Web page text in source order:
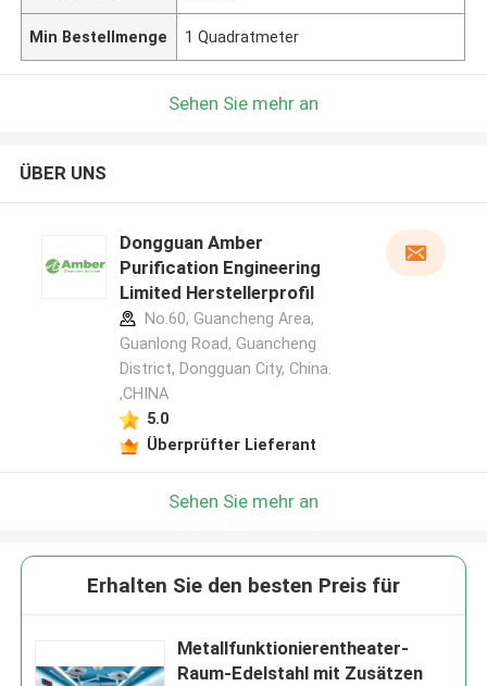
Min Bestellmenge 1 Quadratmeter
Sehen Sie mehr an
ÜBER UNS
Dongguan Amber
Purification Engineering
Limited Herstellerprofil
No.60, Guancheng Area,
Guanlong Road, Guancheng
District, Dongguan City, China.
,CHINA
5.0
Überprüfter Lieferant
Sehen Sie mehr an
Erhalten Sie den besten Preis für
Metallfunktionierentheater-
Raum-Edelstahl mit Zusätzen